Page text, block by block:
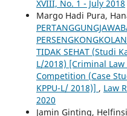
XVIII, No. 1 - July 2018
Margo Hadi Pura,
TIDAK SEHAT (Studi
L/2018) [Criminal
Competition (Case
KPPU-L/ 2018)] , Law
2020
Jamin Ginting,